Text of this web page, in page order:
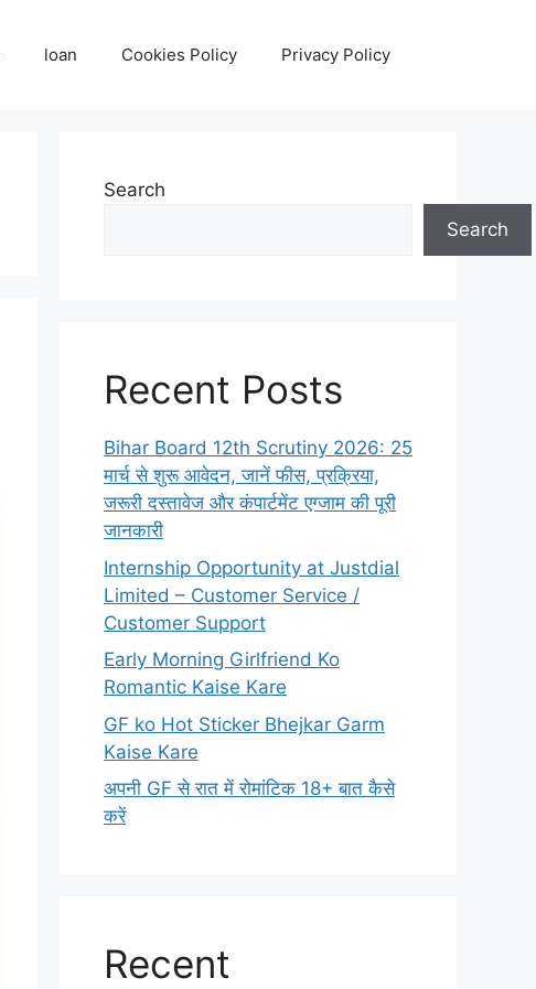
loan Cookies Policy Privacy Policy
Search
Search
Recent Posts
Bihar Board 12th Scrutiny 2026: 25
मार्च से शुरू आवेदन, जानें फीस, प्रक्रिया,
जरूरी दस्तावेज और कंपार्टमेंट एग्जाम की पूरी
जानकारी
Internship Opportunity at Justdial
Limited – Customer Service /
Customer Support
Early Morning Girlfriend Ko
Romantic Kaise Kare
GF ko Hot Sticker Bhejkar Garm
Kaise Kare
अपनी GF से रात में रोमांटिक 18+ बात कैसे
करें
Recent